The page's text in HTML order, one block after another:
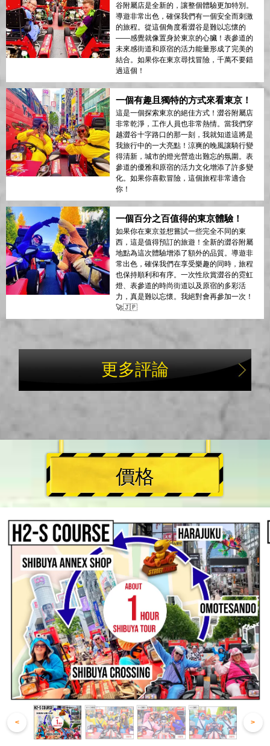
谷附屬店是全新的，讓整個體驗更加特別。
導遊非常出色，確保我們有一個安全而刺激
的旅程。從這個角度看澀谷是難以忘懷的
——感覺就像置身於東京的心臟！表參道的
未來感街道和原宿的活力能量形成了完美的
結合。如果你在東京尋找冒險，千萬不要錯
過這個！
一個有趣且獨特的方式來看東京！
這是一個探索東京的絕佳方式！澀谷附屬店
非常乾淨，工作人員也非常熱情。當我們穿
越澀谷十字路口的那一刻，我就知道這將是
我旅行中的一大亮點！涼爽的晚風讓騎行變
得清新，城市的燈光營造出難忘的氛圍。表
參道的優雅和原宿的活力文化增添了許多變
化。如果你喜歡冒險，這個旅程非常適合
你！
一個百分之百值得的東京體驗！
如果你在東京並想嘗試一些完全不同的東
西，這是值得預訂的旅遊！全新的澀谷附屬
地點為這次體驗增添了額外的品質。導遊非
常出色，確保我們在享受樂趣的同時，旅程
也保持順利和有序。一次性欣賞澀谷的霓虹
燈、表參道的時尚街道以及原宿的多彩活
力，真是難以忘懷。我絕對會再參加一次！
🚀🇯🇵
更多評論
價格
< >